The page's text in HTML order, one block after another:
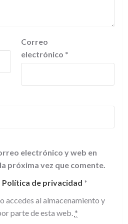
Correo
electrónico *
electrónico y web en
próxima vez que comente.
Política de privacidad *
accedes al almacenamiento y
parte de esta web. *